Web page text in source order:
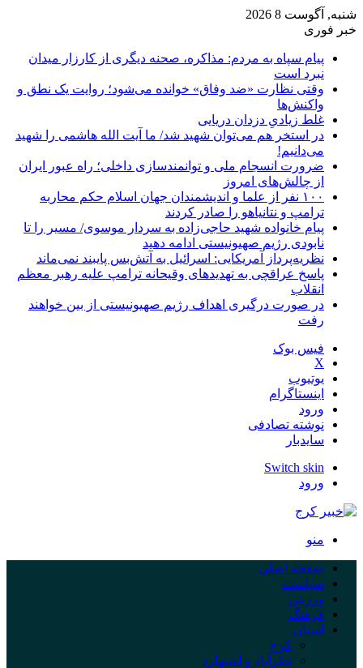
شنبه, آگوست 8 2026
خبر فوری
پیام سپاه به مردم: مذاکره، صحنه دیگری از کارزار میدان
نبرد است
وقتی نظارت «ضد وفاق» خوانده می‌شود؛ روایت یک نطق و
واکنش‌ها
غلط زیادیِ دزدان دریایی
در استخر هم می‌توان شهید شد/ ما آیت الله هاشمی را شهید
می‌دانیم!
ضرورت انسجام ملی و توانمندسازی داخلی؛ راه عبور ایران
از چالش‌های امروز
۱۰۰ نفر از علما و اندیشمندان جهان اسلام حکم محاربه
ترامپ و نتانیاهو را صادر کردند
پیام خانواده شهید حاجی‌زاده به سردار موسوی/ مسیر را تا
نابودی رژیم صهیونیستی ادامه دهید
نظریه‌پرداز آمریکایی: اسرائیل به آتش‌بس پایبند نمی‌ماند
پاسخ عراقچی به تهدیدهای وقیحانه ترامپ علیه رهبر معظم
انقلاب
در صورت درگیری اهداف رژیم صهیونیستی از بین خواهند
رفت
فیس بوک
X
یوتیوب
اینستاگرام
ورود
نوشته تصادفی
سایدبار
Switch skin
ورود
منو
صفحه اصلی
سیاست
ورزش
فرهنگ
استان
کرج
نظرآباد و اشتهارد